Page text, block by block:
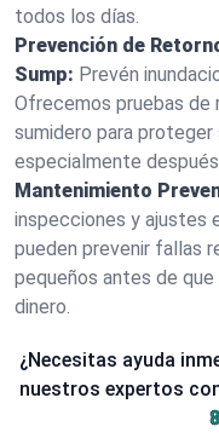
todos los días.
Prevención de
Sump: Prevén
Ofrecemos pruebas de
sumidero para
especialmente
Mantenimiento
inspecciones y ajustes
pueden prevenir fallas
pequeños antes de
dinero.
¿Necesitas ayuda
nuestros expertos